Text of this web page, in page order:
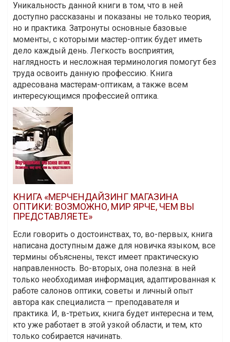
Уникальность данной книги в том, что в ней
доступно рассказаны и показаны не только теория,
но и практика. Затронуты основные базовые
моменты, с которыми мастер-оптик будет иметь
дело каждый день. Легкость восприятия,
наглядность и несложная терминология помогут без
труда освоить данную профессию. Книга
адресована мастерам-оптикам, а также всем
интересующимся профессией оптика.
КНИГА «МЕРЧЕНДАЙЗИНГ МАГАЗИНА
ОПТИКИ: ВОЗМОЖНО, МИР ЯРЧЕ, ЧЕМ ВЫ
ПРЕДСТАВЛЯЕТЕ»
Если говорить о достоинствах, то, во-первых, книга
написана доступным даже для новичка языком, все
термины объяснены, текст имеет практическую
направленность. Во-вторых, она полезна: в ней
только необходимая информация, адаптированная к
работе салонов оптики, советы и личный опыт
автора как специалиста — преподавателя и
практика. И, в-третьих, книга будет интересна и тем,
кто уже работает в этой узкой области, и тем, кто
только собирается начинать.